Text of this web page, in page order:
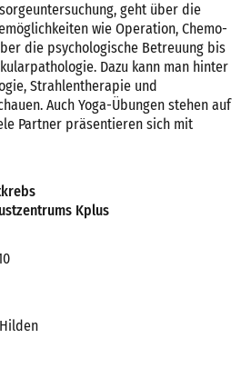
geht über die
wie Operation, Chemo-
die psychologische Betreuung bis
Dazu kann man hinter
Strahlentherapie und
Auch Yoga-Übungen stehen auf
Partner präsentieren sich mit
Kplus